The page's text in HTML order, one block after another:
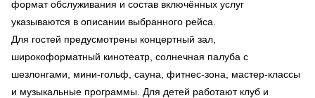
формат обслуживания и состав включённых услуг
указываются в описании выбранного рейса.
Для гостей предусмотрены концертный зал,
широкоформатный кинотеатр, солнечная палуба с
шезлонгами, мини-гольф, сауна, фитнес-зона, мастер-классы
и музыкальные программы. Для детей работают клуб и